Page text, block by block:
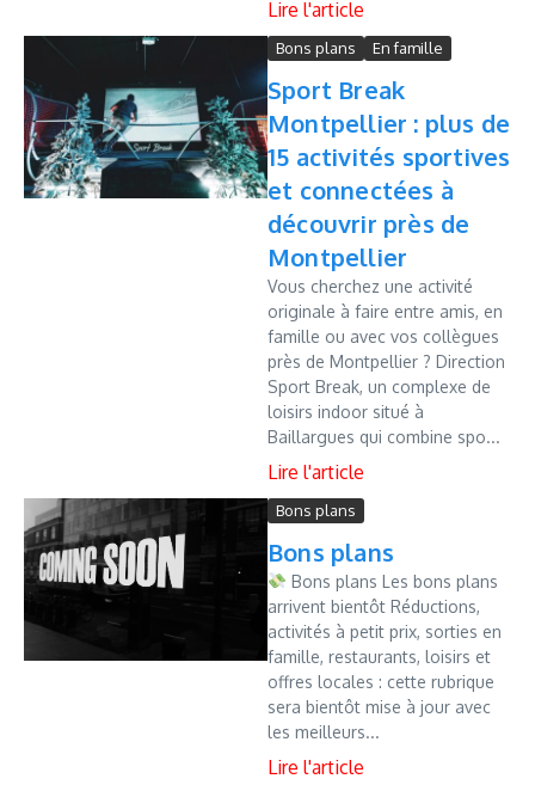
Bons plans En famille
Sport Break
Montpellier : plus de
15 activités sportives
et connectées à
découvrir près de
Montpellier
Vous cherchez une activité
originale à faire entre amis, en
famille ou avec vos collègues
près de Montpellier ? Direction
Sport Break, un complexe de
loisirs indoor situé à
Baillargues qui combine spo...
Bons plans
Bons plans
Bons plans Les bons plans
arrivent bientôt Réductions,
activités à petit prix, sorties en
famille, restaurants, loisirs et
offres locales : cette rubrique
sera bientôt mise à jour avec
les meilleurs...